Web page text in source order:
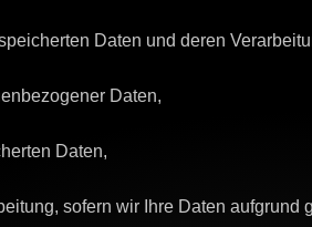
Daten und deren
Daten,
Daten,
sofern wir Ihre Daten